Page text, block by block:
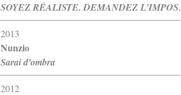
SOYEZ RÉALISTE. DEMANDEZ L’IMPOS...
2013
Nunzio
Sarai d'ombra
2012